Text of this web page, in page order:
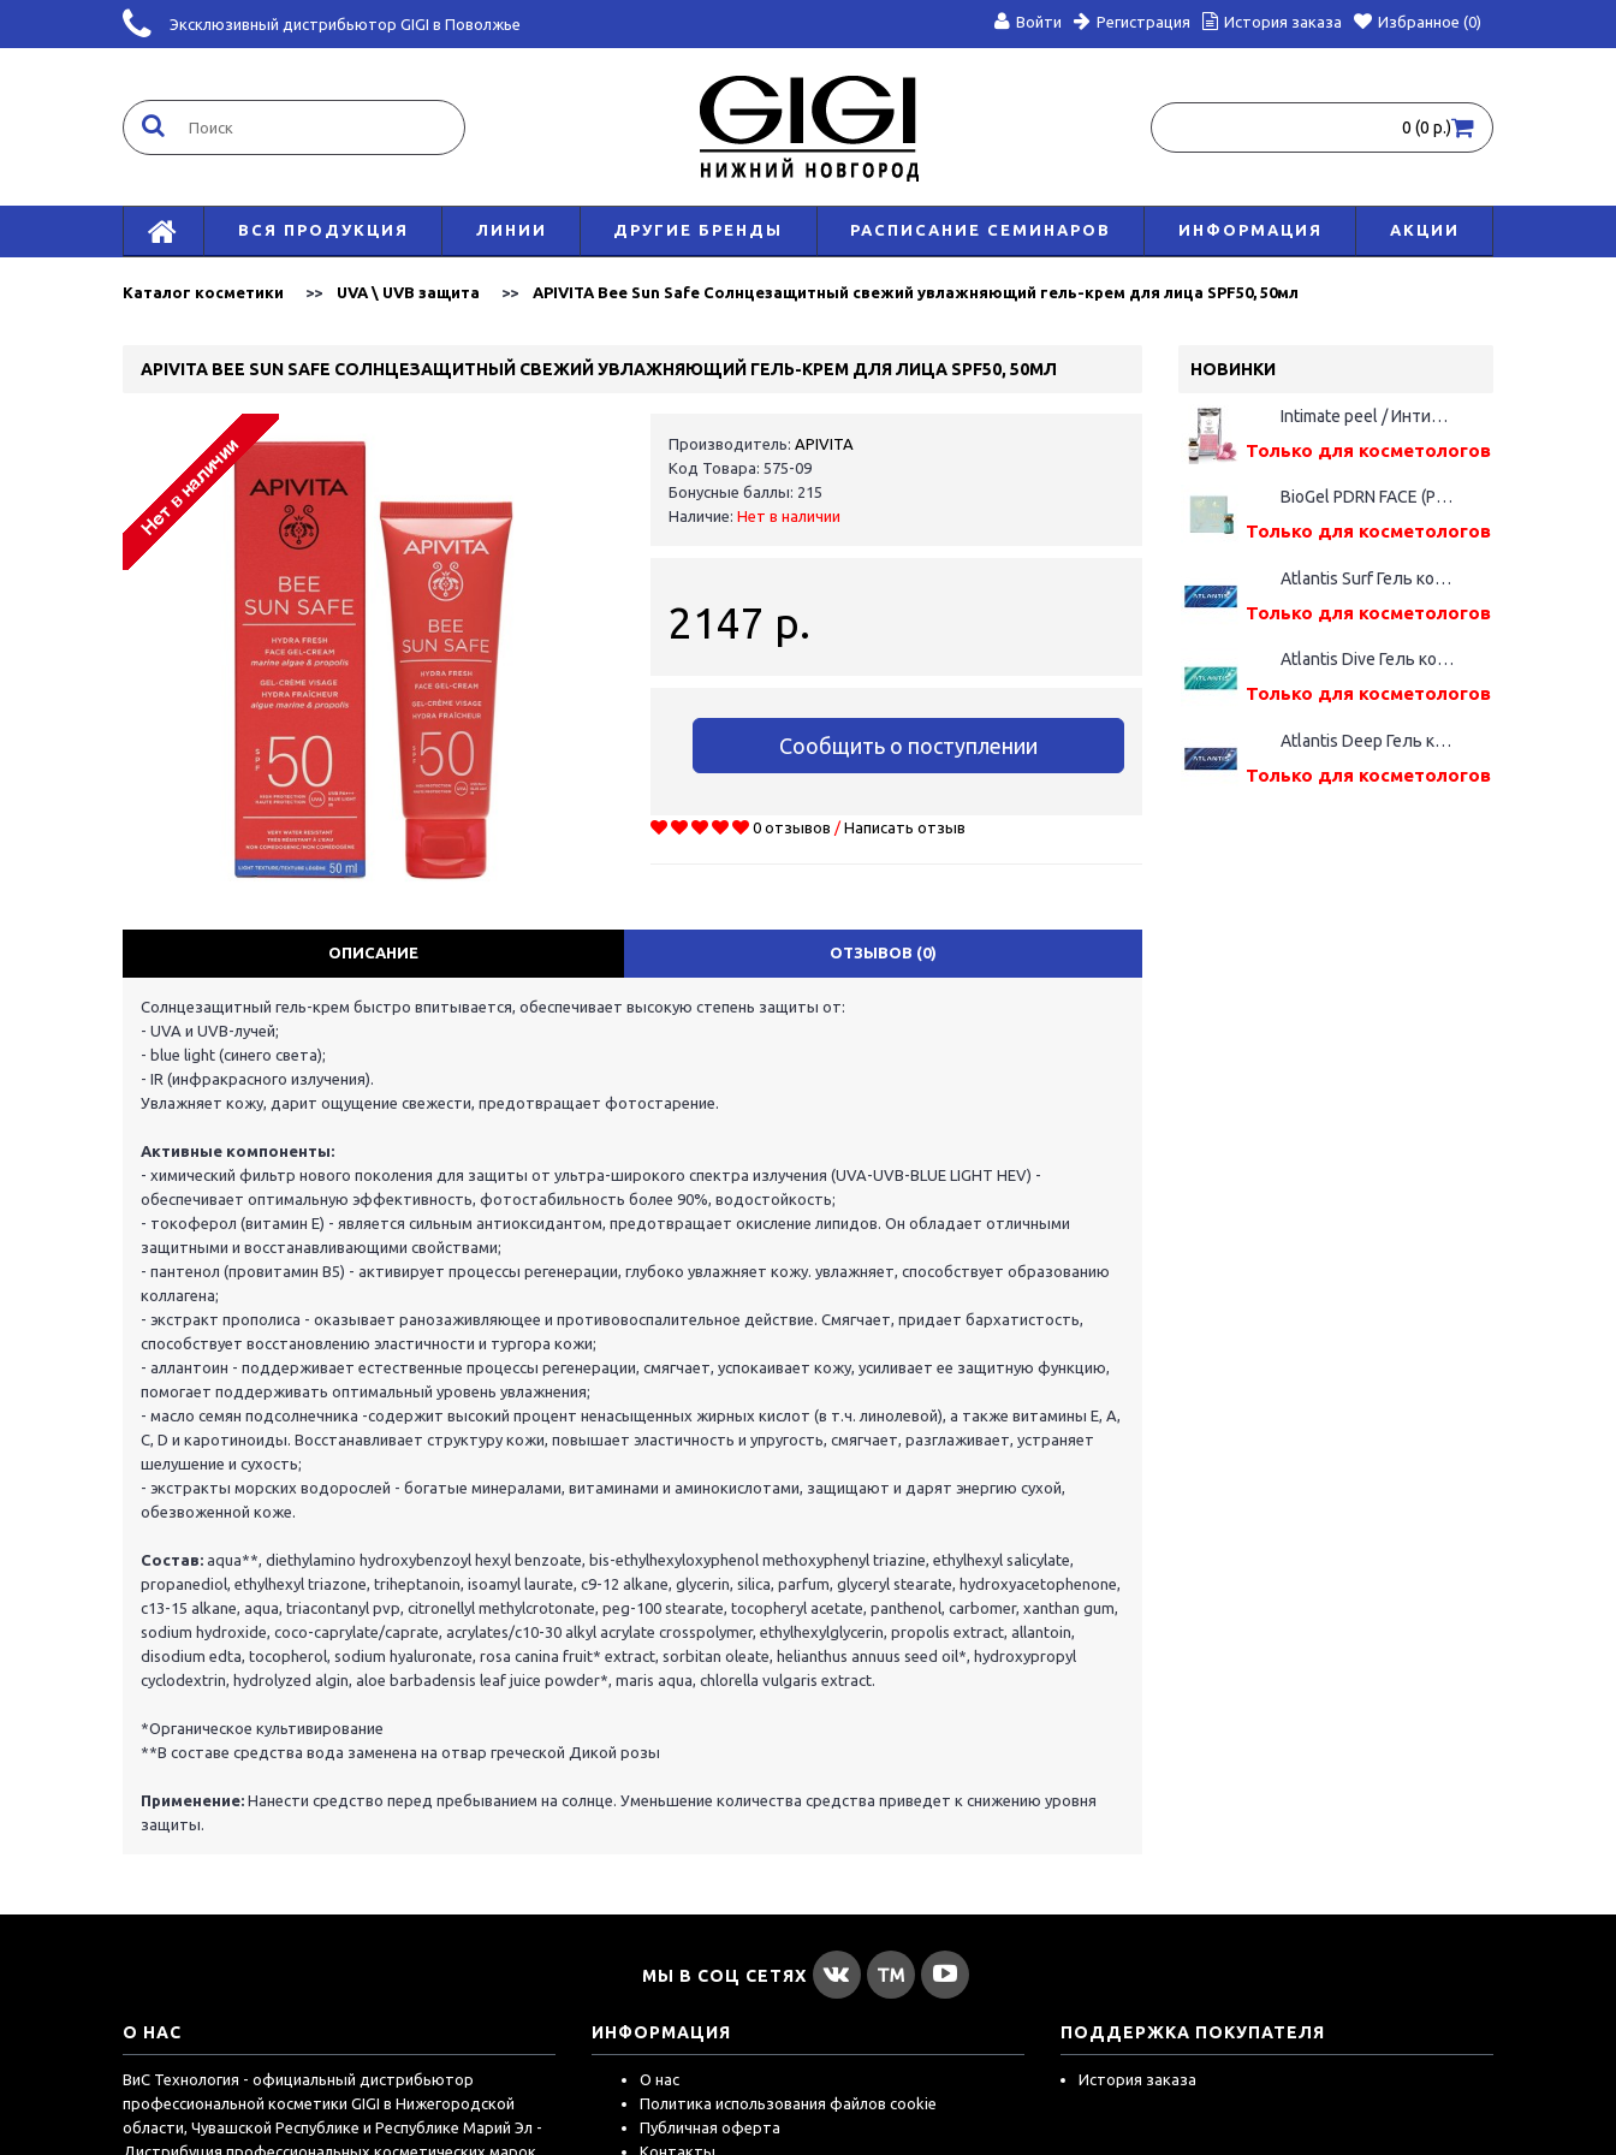
Эксклюзивный дистрибьютор GIGI в Поволжье Войти Регистрация История заказа Избранное (0)
0 (0 р.)
ВСЯ ПРОДУКЦИЯ ЛИНИИ ДРУГИЕ БРЕНДЫ РАСПИСАНИЕ СЕМИНАРОВ ИНФОРМАЦИЯ АКЦИИ
Каталог косметики UVA \ UVB защита APIVITA Bee Sun Safe Солнцезащитный свежий увлажняющий гель-крем для лица SPF50, 50мл
APIVITA BEE SUN SAFE СОЛНЦЕЗАЩИТНЫЙ СВЕЖИЙ УВЛАЖНЯЮЩИЙ ГЕЛЬ-КРЕМ ДЛЯ ЛИЦА SPF50, 50МЛ
Производитель: APIVITA
Код Товара: 575-09
Бонусные баллы: 215
Наличие: Нет в наличии
2147 р.
Сообщить о поступлении
0 отзывов / Написать отзыв
ОПИСАНИЕ ОТЗЫВОВ (0)
Cолнцезащитный гель-крем быстро впитывается, обеспечивает высокую степень защиты от:
- UVA и UVB-лучей;
- blue light (синего света);
- IR (инфракрасного излучения).
Увлажняет кожу, дарит ощущение свежести, предотвращает фотостарение.
Активные компоненты:
- химический фильтр нового поколения для защиты от ультра-широкого спектра излучения (UVA-UVB-BLUE LIGHT HEV) -
обеспечивает оптимальную эффективность, фотостабильность более 90%, водостойкость;
- токоферол (витамин Е) - является сильным антиоксидантом, предотвращает окисление липидов. Он обладает отличными
защитными и восстанавливающими свойствами;
- пантенол (провитамин В5) - активирует процессы регенерации, глубоко увлажняет кожу. увлажняет, способствует образованию
коллагена;
- экстракт прополиса - оказывает ранозаживляющее и противовоспалительное действие. Смягчает, придает бархатистость,
способствует восстановлению эластичности и тургора кожи;
- аллантоин - поддерживает естественные процессы регенерации, смягчает, успокаивает кожу, усиливает ее защитную функцию,
помогает поддерживать оптимальный уровень увлажнения;
- масло семян подсолнечника -содержит высокий процент ненасыщенных жирных кислот (в т.ч. линолевой), а также витамины Е, А,
С, D и каротиноиды. Восстанавливает структуру кожи, повышает эластичность и упругость, смягчает, разглаживает, устраняет
шелушение и сухость;
- экстракты морских водорослей - богатые минералами, витаминами и аминокислотами, защищают и дарят энергию сухой,
обезвоженной коже.
Состав: aqua**, diethylamino hydroxybenzoyl hexyl benzoate, bis-ethylhexyloxyphenol methoxyphenyl triazine, ethylhexyl salicylate,
propanediol, ethylhexyl triazone, triheptanoin, isoamyl laurate, c9-12 alkane, glycerin, silica, parfum, glyceryl stearate, hydroxyacetophenone,
c13-15 alkane, aqua, triacontanyl pvp, citronellyl methylcrotonate, peg-100 stearate, tocopheryl acetate, panthenol, carbomer, xanthan gum,
sodium hydroxide, coco-caprylate/caprate, acrylates/c10-30 alkyl acrylate crosspolymer, ethylhexylglycerin, propolis extract, allantoin,
disodium edta, tocopherol, sodium hyaluronate, rosa canina fruit* extract, sorbitan oleate, helianthus annuus seed oil*, hydroxypropyl
cyclodextrin, hydrolyzed algin, aloe barbadensis leaf juice powder*, maris aqua, chlorella vulgaris extract.
*Органическое культивирование
**В составе средства вода заменена на отвар греческой Дикой розы
Применение: Нанести средство перед пребыванием на солнце. Уменьшение количества средства приведет к снижению уровня
защиты.
НОВИНКИ
Intimate peel / Интимный пилинг, 5 мл
Только для косметологов
BioGel PDRN FACE (Русалка), фл. 5мл
Только для косметологов
Atlantis Surf Гель косметический, шприц дозатор (2,2%(ВМ), 1,0 мл)
Только для косметологов
Atlantis Dive Гель косметический, шприц дозатор (2,4%(ВМ), 1,0 мл)
Только для косметологов
Atlantis Deep Гель косметический, шприц дозатор (2,6%(ВМ), 1,0 мл)
Только для косметологов
МЫ В СОЦ СЕТЯХ
О НАС
ВиС Технология - официальный дистрибьютор
профессиональной косметики GIGI в Нижегородской
области, Чувашской Республике и Республике Марий Эл -
Дистрибуция профессиональных косметических марок
ИНФОРМАЦИЯ
О нас
Политика использования файлов cookie
Публичная оферта
Контакты
ПОДДЕРЖКА ПОКУПАТЕЛЯ
История заказа